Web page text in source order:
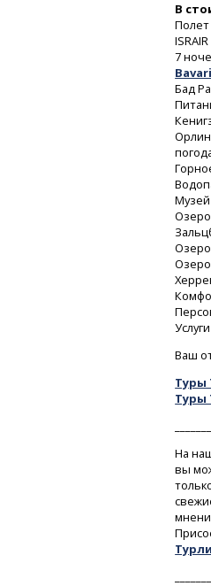
В
ISRAIR
7
Бад
Озеро
Ваш
Туры
Туры
На
вы